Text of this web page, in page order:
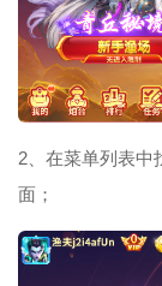
2、在菜单列表中
面；